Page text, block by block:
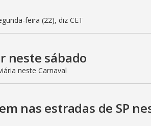
feira (22), diz CET
neste sábado
neste Carnaval
nas estradas de SP